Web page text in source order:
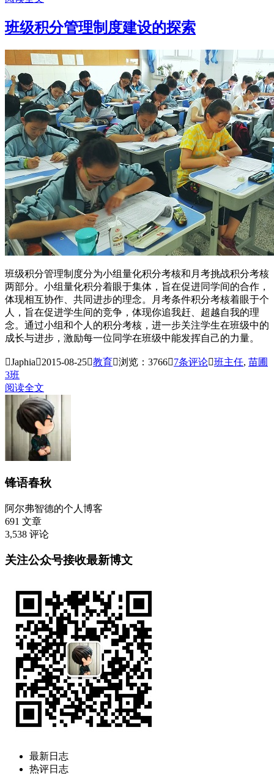
班级积分管理制度建设的探索
班级积分管理制度分为小组量化积分考核和月考挑战积分考核
两部分。小组量化积分着眼于集体，旨在促进同学间的合作，
体现相互协作、共同进步的理念。月考条件积分考核着眼于个
人，旨在促进学生间的竞争，体现你追我赶、超越自我的理
念。通过小组和个人的积分考核，进一步关注学生在班级中的
成长与进步，激励每一位同学在班级中能发挥自己的力量。
Japhia2015-08-25教育浏览：37667条评论班主任, 苗圃
3班
阅读全文
锋语春秋
阿尔弗智德的个人博客
691 文章
3,538 评论
关注公众号接收最新博文
最新日志
热评日志